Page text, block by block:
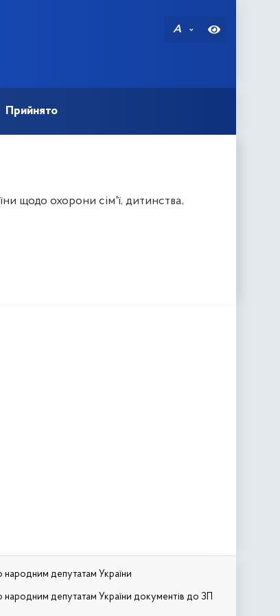
A
Прийнято
щодо охорони сім'ї, дитинства,
народним депутатам України
народним депутатам України документів до ЗП